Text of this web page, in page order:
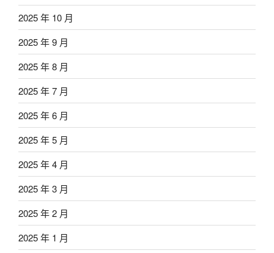
2025 年 10 月
2025 年 9 月
2025 年 8 月
2025 年 7 月
2025 年 6 月
2025 年 5 月
2025 年 4 月
2025 年 3 月
2025 年 2 月
2025 年 1 月